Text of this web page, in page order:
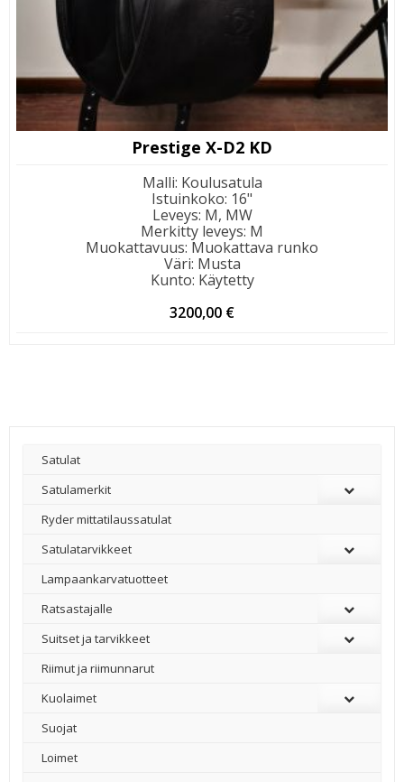
Prestige X-D2 KD
Malli: Koulusatula
Istuinkoko: 16"
Leveys: M, MW
Merkitty leveys: M
Muokattavuus: Muokattava runko
Väri: Musta
Kunto: Käytetty
3200,00 €
Satulat
Satulamerkit
Ryder mittatilaussatulat
Satulatarvikkeet
–
Lampaankarvatuotteet
Ratsastajalle
Suitset ja tarvikkeet
Riimut ja riimunnarut
Kuolaimet
Suojat
Loimet